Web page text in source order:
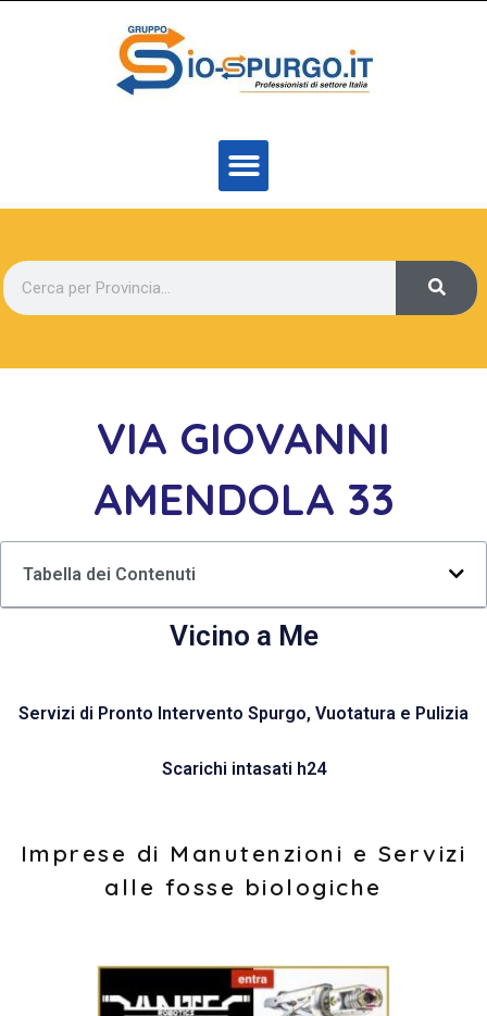
VIA GIOVANNI
AMENDOLA 33
Tabella dei Contenuti
Vicino a Me
Servizi di Pronto Intervento Spurgo, Vuotatura e Pulizia
Scarichi intasati h24
Imprese di Manutenzioni e Servizi
alle fosse biologiche